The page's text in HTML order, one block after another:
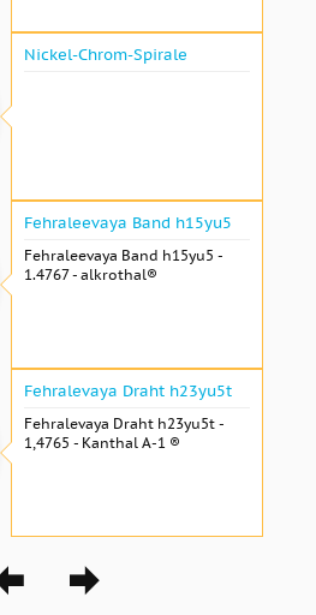
Nickel-Chrom-Spirale
Fehraleevaya Band h15yu5
Fehraleevaya Band h15yu5 -
1.4767 - alkrothal®
Fehralevaya Draht h23yu5t
Fehralevaya Draht h23yu5t -
1,4765 - Kanthal A-1 ®